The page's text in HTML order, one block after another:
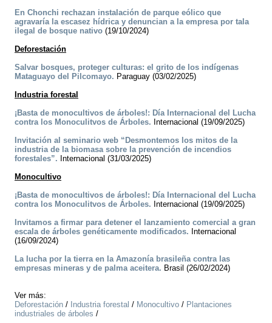
En Chonchi rechazan instalación de parque eólico que
agravaría la escasez hídrica y denuncian a la empresa por tala
ilegal de bosque nativo (19/10/2024)
Deforestación
Salvar bosques, proteger culturas: el grito de los indígenas
Mataguayo del Pilcomayo. Paraguay (03/02/2025)
Industria forestal
¡Basta de monocultivos de árboles!: Día Internacional del Lucha
contra los Monoculitvos de Árboles. Internacional (19/09/2025)
Invitación al seminario web “Desmontemos los mitos de la
industria de la biomasa sobre la prevención de incendios
forestales”. Internacional (31/03/2025)
Monocultivo
¡Basta de monocultivos de árboles!: Día Internacional del Lucha
contra los Monoculitvos de Árboles. Internacional (19/09/2025)
Invitamos a firmar para detener el lanzamiento comercial a gran
escala de árboles genéticamente modificados. Internacional
(16/09/2024)
La lucha por la tierra en la Amazonía brasileña contra las
empresas mineras y de palma aceitera. Brasil (26/02/2024)
Ver más:
Deforestación / Industria forestal / Monocultivo / Plantaciones
industriales de árboles /